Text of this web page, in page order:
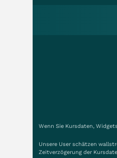
Wenn Sie Kursdaten,
Unsere User schätzen
Zeitverzögerung der